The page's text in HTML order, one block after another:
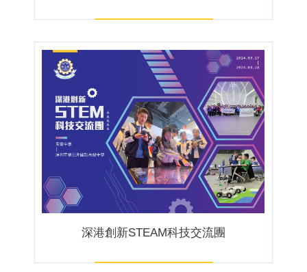
深港創新STEAM科技交流團